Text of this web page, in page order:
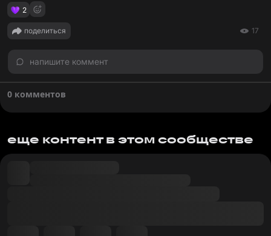
2
поделиться 17
напишите коммент
0 комментов
еще контент в этом сообществе